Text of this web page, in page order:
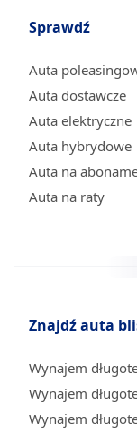
Sprawdź
Auta
Auta dostawcze
Auta elektryczne
Auta hybrydowe
Auta na
Auta na raty
Znajdź auta
Wynajem
Wynajem
Wynajem